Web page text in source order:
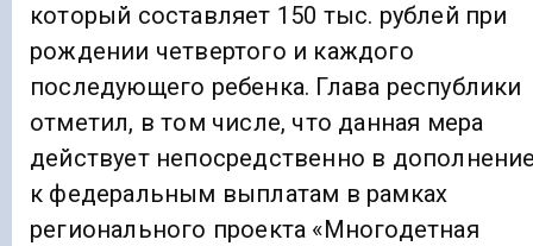
который составляет 150 тыс. рублей при
рождении четвертого и каждого
последующего ребенка. Глава республики
отметил, в том числе, что данная мера
действует непосредственно в
к федеральным выплатам в рамках
регионального проекта «Многодетная